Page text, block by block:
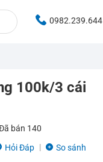
0982.239.644
100k/3 cái
bán 140
Hỏi Đáp So sánh